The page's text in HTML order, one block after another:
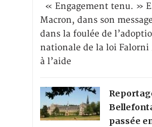
« Engagement tenu. »
Macron, dans son
dans la foulée de
nationale de la loi
à l’aide
passée